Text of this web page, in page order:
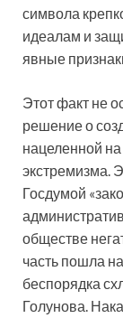
символа
идеалам и
явные
Этот факт не
решение о
нацеленной
экстремизма.
Госдумой
обществе
часть пошла
беспорядка
Голунова.